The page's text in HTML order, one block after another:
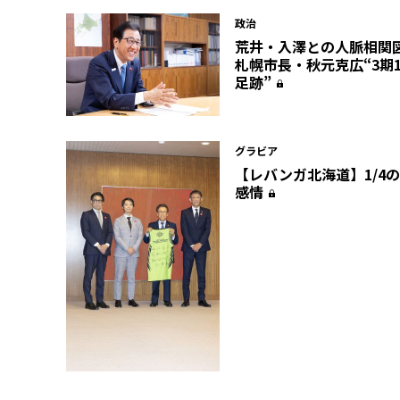
政治
荒井・入澤との人脈相関
札幌市長・秋元克広“3期
足跡”
グラビア
【レバンガ北海道】1/4
感情